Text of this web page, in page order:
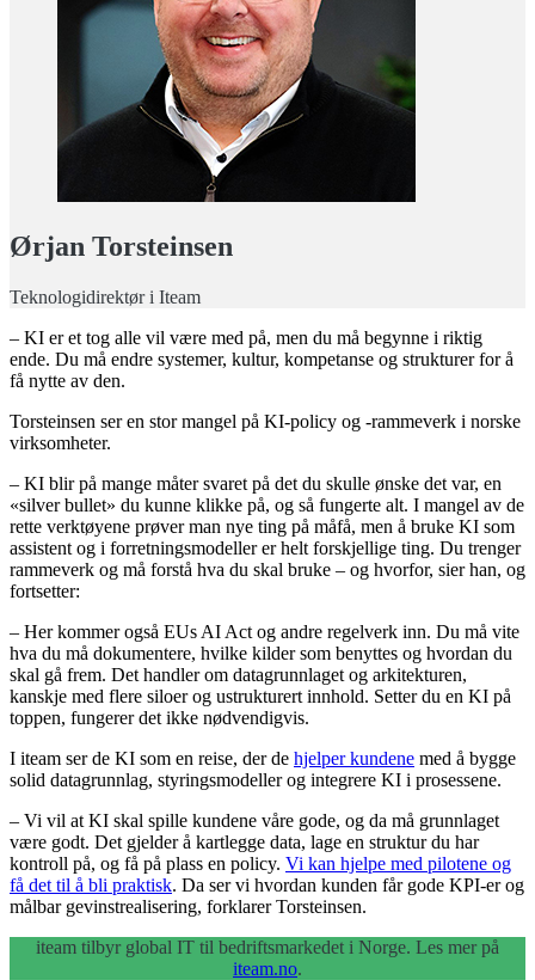
Ørjan Torsteinsen
Teknologidirektør i Iteam
– KI er et tog alle vil være med på, men du må begynne i riktig
ende. Du må endre systemer, kultur, kompetanse og strukturer for å
få nytte av den.
Torsteinsen ser en stor mangel på KI-policy og -rammeverk i norske
virksomheter.
– KI blir på mange måter svaret på det du skulle ønske det var, en
«silver bullet» du kunne klikke på, og så fungerte alt. I mangel av de
rette verktøyene prøver man nye ting på måfå, men å bruke KI som
assistent og i forretningsmodeller er helt forskjellige ting. Du trenger
rammeverk og må forstå hva du skal bruke – og hvorfor, sier han, og
fortsetter:
– Her kommer også EUs AI Act og andre regelverk inn. Du må vite
hva du må dokumentere, hvilke kilder som benyttes og hvordan du
skal gå frem. Det handler om datagrunnlaget og arkitekturen,
kanskje med flere siloer og ustrukturert innhold. Setter du en KI på
toppen, fungerer det ikke nødvendigvis.
I iteam ser de KI som en reise, der de hjelper kundene med å bygge
solid datagrunnlag, styringsmodeller og integrere KI i prosessene.
– Vi vil at KI skal spille kundene våre gode, og da må grunnlaget
være godt. Det gjelder å kartlegge data, lage en struktur du har
kontroll på, og få på plass en policy. Vi kan hjelpe med pilotene og
få det til å bli praktisk. Da ser vi hvordan kunden får gode KPI-er og
målbar gevinstrealisering, forklarer Torsteinsen.
iteam tilbyr global IT til bedriftsmarkedet i Norge. Les mer på
iteam.no.